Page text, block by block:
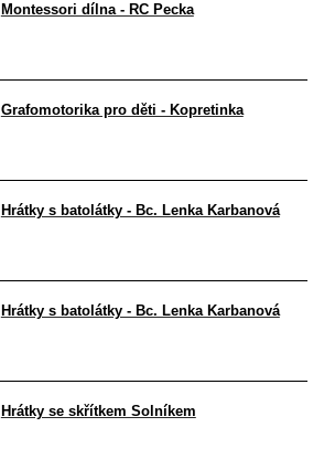
Montessori dílna - RC Pecka
Grafomotorika pro děti - Kopretinka
Hrátky s batolátky - Bc. Lenka Karbanová
Hrátky s batolátky - Bc. Lenka Karbanová
Hrátky se skřítkem Solníkem